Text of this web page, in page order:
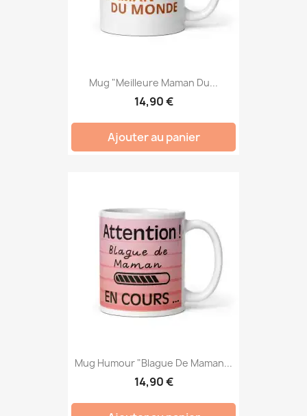
Mug "Meilleure Maman Du...
14,90 €
Ajouter au panier
Mug Humour "Blague De Maman...
14,90 €